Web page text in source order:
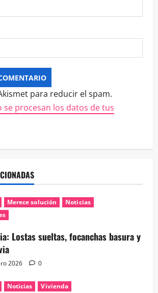
para reducir el spam.
se procesan los datos de tus
Merece solución
Noticias
Lostas sueltas, focanchas basura y
2026 0
Noticias Vivienda